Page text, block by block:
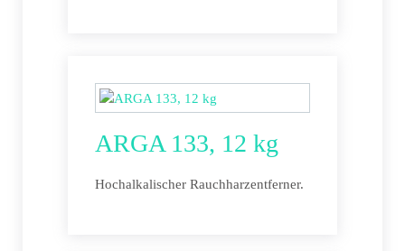
ARGA 133, 12 kg
Hochalkalischer Rauchharzentferner.